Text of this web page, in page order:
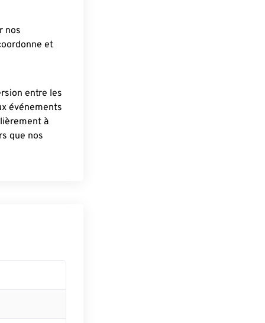
nos
et
entre les
événements
à
que nos